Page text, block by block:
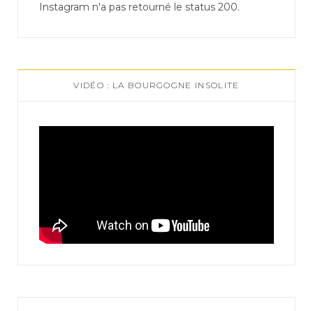
Instagram n'a pas retourné le status 200.
VIDÉO : LA BOURGOGNE INSOLITE